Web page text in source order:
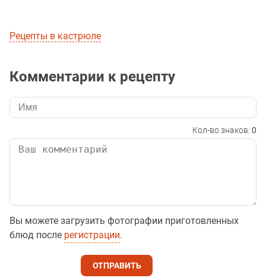
Рецепты в кастрюле
Комментарии к рецепту
Кол-во знаков: 0
Вы можете загрузить фотографии приготовленных
блюд после регистрации.
ОТПРАВИТЬ